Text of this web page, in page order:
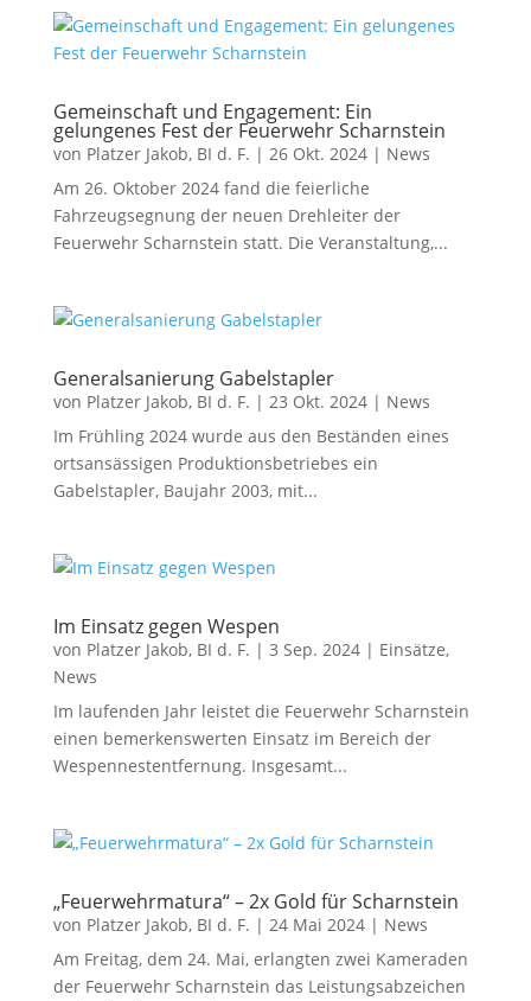
Gemeinschaft und Engagement: Ein
gelungenes Fest der Feuerwehr Scharnstein
von Platzer Jakob, BI d. F. | 26 Okt. 2024| News
Am 26. Oktober 2024 fand die feierliche
Fahrzeugsegnung der neuen Drehleiter der
Feuerwehr Scharnstein statt. Die Veranstaltung,...
Generalsanierung Gabelstapler
von Platzer Jakob, BI d. F. | 23 Okt. 2024| News
Im Frühling 2024 wurde aus den Beständen eines
ortsansässigen Produktionsbetriebes ein
Gabelstapler, Baujahr 2003, mit...
Im Einsatz gegen Wespen
von Platzer Jakob, BI d. F. | 3 Sep. 2024| Einsätze,
News
Im laufenden Jahr leistet die Feuerwehr Scharnstein
einen bemerkenswerten Einsatz im Bereich der
Wespennestentfernung. Insgesamt...
„Feuerwehrmatura“ – 2x Gold für Scharnstein
von Platzer Jakob, BI d. F. | 24 Mai 2024| News
Am Freitag, dem 24. Mai, erlangten zwei Kameraden
der Feuerwehr Scharnstein das Leistungsabzeichen